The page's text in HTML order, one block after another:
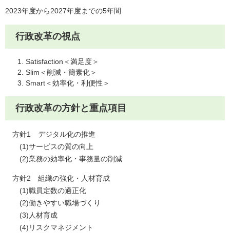
2023年度から2027年度までの5年間
行政改革の視点
Satisfaction＜満足度＞
Slim＜削減・簡素化＞
Smart＜効率化・利便性＞
行政改革の方針と重点項目
方針1 デジタル化の推進
(1)サービスの質の向上
(2)業務の効率化・事務量の削減
方針2 組織の強化・人材育成
(1)職員定数の適正化
(2)働きやすい職場づくり
(3)人材育成
(4)リスクマネジメント